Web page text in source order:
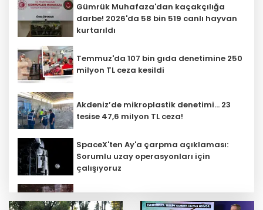
Gümrük Muhafaza'dan kaçakçılığa
darbe! 2026'da 58 bin 519 canlı hayvan
kurtarıldı
Temmuz'da 107 bin gıda denetimine 250
milyon TL ceza kesildi
Akdeniz’de mikroplastik denetimi... 23
tesise 47,6 milyon TL ceza!
SpaceX'ten Ay'a çarpma açıklaması:
Sorumlu uzay operasyonları için
çalışıyoruz
'Ay Grubu' suç örgütüne 12 gözaltı!